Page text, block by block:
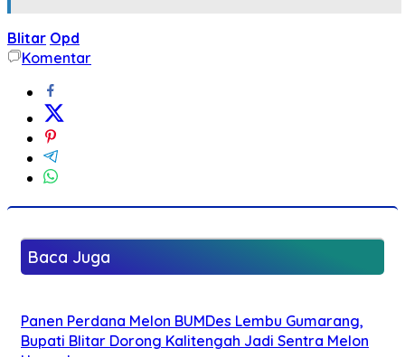
Blitar Opd
Komentar
Baca Juga
Panen Perdana Melon BUMDes Lembu Gumarang,
Bupati Blitar Dorong Kalitengah Jadi Sentra Melon